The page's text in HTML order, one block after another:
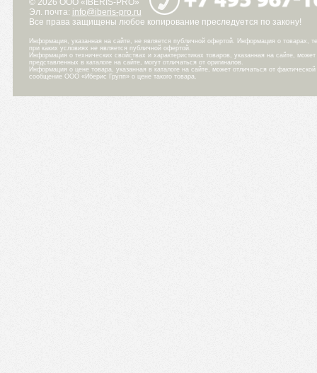
© 2026 ООО «IBERIS-PRO»
Эл. почта: info@iberis-pro.ru
Все права защищены любое копирование преследуется по закону!
Информация, указанная на сайте, не является публичной офертой. Информация о товарах,
при каких условиях не является публичной офертой.
Информация о технических свойствах и характеристиках товаров, указанная на сайте,
представленных в каталоге на сайте, могут отличаться от оригиналов.
Информация о цене товара, указанная в каталоге на сайте, может отличаться от
сообщение ООО «Иберис Групп» о цене такого товара.